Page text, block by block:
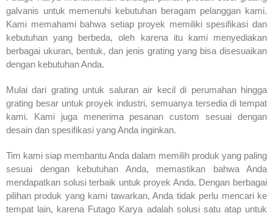
galvanis untuk memenuhi kebutuhan beragam pelanggan kami.
Kami memahami bahwa setiap proyek memiliki spesifikasi dan
kebutuhan yang berbeda, oleh karena itu kami menyediakan
berbagai ukuran, bentuk, dan jenis grating yang bisa disesuaikan
dengan kebutuhan Anda.
Mulai dari grating untuk saluran air kecil di perumahan hingga
grating besar untuk proyek industri, semuanya tersedia di tempat
kami. Kami juga menerima pesanan custom sesuai dengan
desain dan spesifikasi yang Anda inginkan.
Tim kami siap membantu Anda dalam memilih produk yang paling
sesuai dengan kebutuhan Anda, memastikan bahwa Anda
mendapatkan solusi terbaik untuk proyek Anda. Dengan berbagai
pilihan produk yang kami tawarkan, Anda tidak perlu mencari ke
tempat lain, karena Futago Karya adalah solusi satu atap untuk